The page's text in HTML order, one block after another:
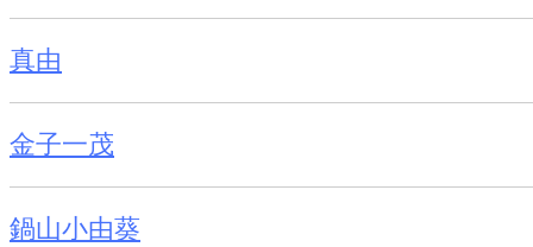
真由
金子一茂
鍋山小由葵